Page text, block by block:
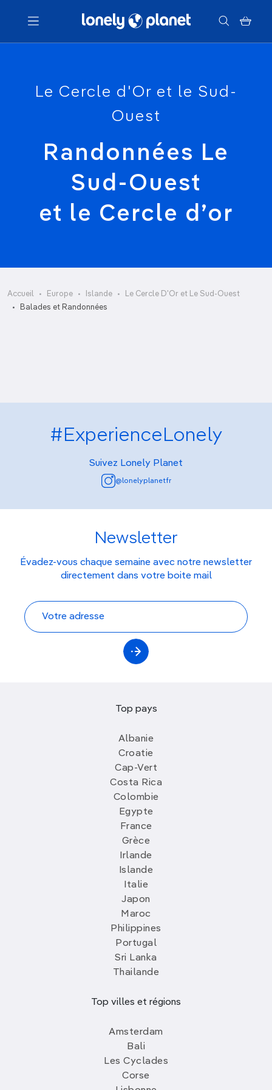
Menu
Votre recherche
Le Cercle d'Or et le Sud-
Ouest
Randonnées Le
Sud-Ouest
et le Cercle d’or
Accueil Europe Islande
Le Cercle D'Or et Le Sud-Ouest
Balades et Randonnées
#ExperienceLonely
Suivez Lonely Planet
@lonelyplanetfr
Newsletter
Évadez-vous chaque semaine avec notre newsletter
directement dans votre boite mail
Top pays
Albanie
Croatie
Cap-Vert
Costa Rica
Colombie
Egypte
France
Grèce
Irlande
Islande
Italie
Japon
Maroc
Philippines
Portugal
Sri Lanka
Thailande
Top villes et régions
Amsterdam
Bali
Les Cyclades
Corse